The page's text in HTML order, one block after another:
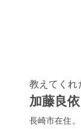
教えてくれ
加藤良
長崎市在住